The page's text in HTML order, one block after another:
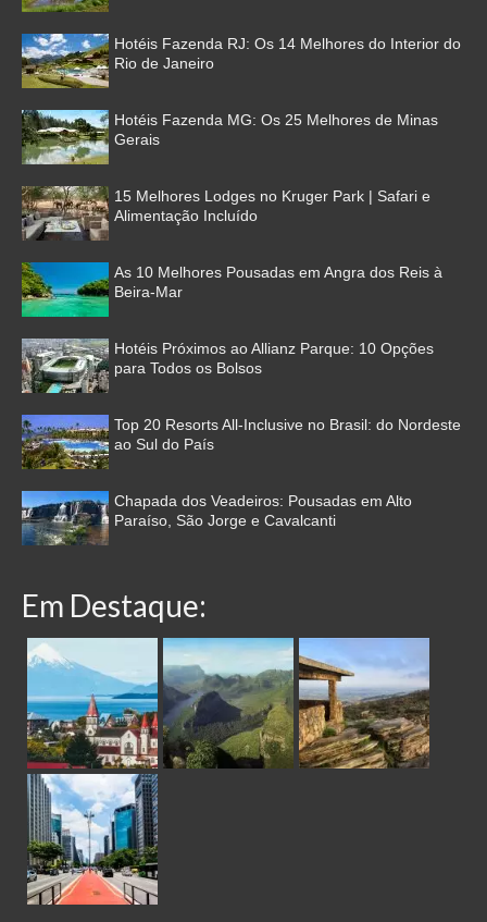
Hotéis Fazenda RJ: Os 14 Melhores do Interior do
Rio de Janeiro
Hotéis Fazenda MG: Os 25 Melhores de Minas
Gerais
15 Melhores Lodges no Kruger Park | Safari e
Alimentação Incluído
As 10 Melhores Pousadas em Angra dos Reis à
Beira-Mar
Hotéis Próximos ao Allianz Parque: 10 Opções
para Todos os Bolsos
Top 20 Resorts All-Inclusive no Brasil: do Nordeste
ao Sul do País
Chapada dos Veadeiros: Pousadas em Alto
Paraíso, São Jorge e Cavalcanti
Em Destaque: